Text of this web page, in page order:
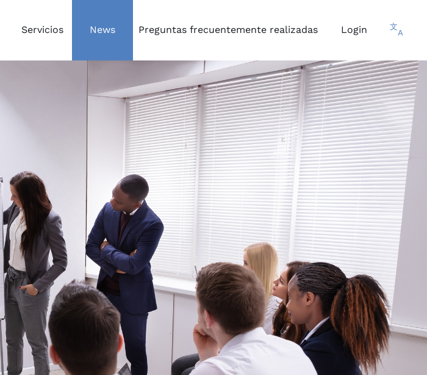
Servicios News Preguntas frecuentemente realizadas Login 文
A